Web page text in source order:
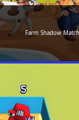
Farm Shadow Match